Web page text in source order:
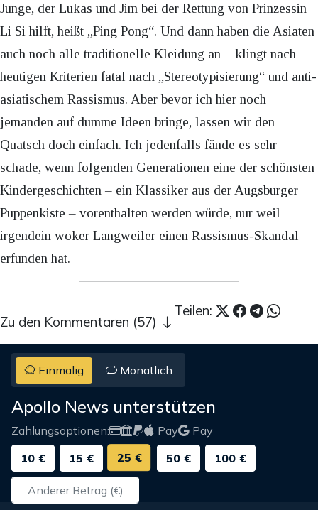
Junge, der Lukas und Jim bei der Rettung von Prinzessin
Li Si hilft, heißt „Ping Pong“. Und dann haben die Asiaten
auch noch alle traditionelle Kleidung an – klingt nach
heutigen Kriterien fatal nach „Stereotypisierung“ und anti-
asiatischem Rassismus. Aber bevor ich hier noch
jemanden auf dumme Ideen bringe, lassen wir den
Quatsch doch einfach. Ich jedenfalls fände es sehr
schade, wenn folgenden Generationen eine der schönsten
Kindergeschichten – ein Klassiker aus der Augsburger
Puppenkiste – vorenthalten werden würde, nur weil
irgendein woker Langweiler einen Rassismus-Skandal
erfunden hat.
Teilen:
Zu den Kommentaren (57)
Einmalig Monatlich
Apollo News unterstützen
Zahlungsoptionen: Pay
Pay
10 €
15 € 25 € 50 € 100 €